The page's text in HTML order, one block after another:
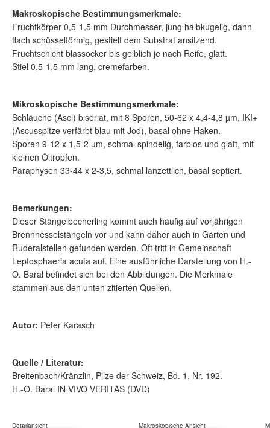
Makroskopische Bestimmungsmerkmale:
Fruchtkörper 0,5-1,5 mm Durchmesser, jung halbkugelig, dann
flach schüsselförmig, gestielt dem Substrat ansitzend.
Fruchtschicht blassocker bis gelblich je nach Reife, glatt.
Stiel 0,5-1,5 mm lang, cremefarben.
Mikroskopische Bestimmungsmerkmale:
Schläuche (Asci) biseriat, mit 8 Sporen, 50-62 x 4,4-4,8 µm, IKI+
(Ascusspitze verfärbt blau mit Jod), basal ohne Haken.
Sporen 9-12 x 1,5-2 µm, schmal spindelig, farblos und glatt, mit
kleinen Öltropfen.
Paraphysen 33-44 x 2-3,5, schmal lanzettlich, basal septiert.
Bemerkungen:
Dieser Stängelbecherling kommt auch häufig auf vorjährigen
Brennnesselstängeln vor und kann daher auch in Gärten und
Ruderalstellen gefunden werden. Oft tritt in Gemeinschaft
Leptosphaeria acuta auf. Eine ausführliche Darstellung von H.-
O. Baral befindet sich bei den Abbildungen. Die Merkmale
stammen aus den unten zitierten Quellen.
Autor: Peter Karasch
Quelle / Literatur:
Breitenbach/Kränzlin, Pilze der Schweiz, Bd. 1, Nr. 192.
H.-O. Baral IN VIVO VERITAS (DVD)
Detailansicht Makroskopische Ansicht